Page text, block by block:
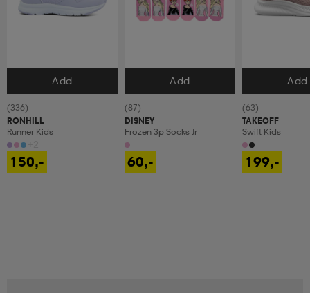
Velg størrelse
Add
(336)
RONHILL
Runner Kids
150,-
Velg størrelse
Add
(87)
DISNEY
Frozen 3p Socks Jr
60,-
Velg Add
(63)
TAKEOFF
Swift Kids
199,-